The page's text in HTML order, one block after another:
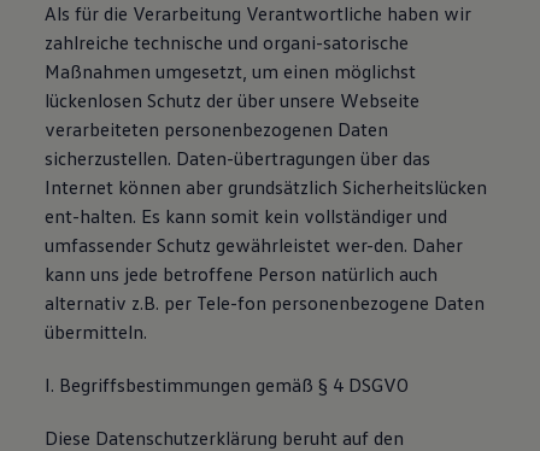
Als für die Verarbeitung Verantwortliche haben wir
zahlreiche technische und organi-satorische
Maßnahmen umgesetzt, um einen möglichst
lückenlosen Schutz der über unsere Webseite
verarbeiteten personenbezogenen Daten
sicherzustellen. Daten-übertragungen über das
Internet können aber grundsätzlich Sicherheitslücken
ent-halten. Es kann somit kein vollständiger und
umfassender Schutz gewährleistet wer-den. Daher
kann uns jede betroffene Person natürlich auch
alternativ z.B. per Tele-fon personenbezogene Daten
übermitteln.
I. Begriffsbestimmungen gemäß § 4 DSGVO
Diese Datenschutzerklärung beruht auf den